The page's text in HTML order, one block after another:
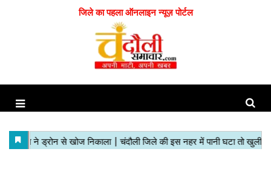
जिले का पहला ऑनलाइन न्यूज़ पोर्टल